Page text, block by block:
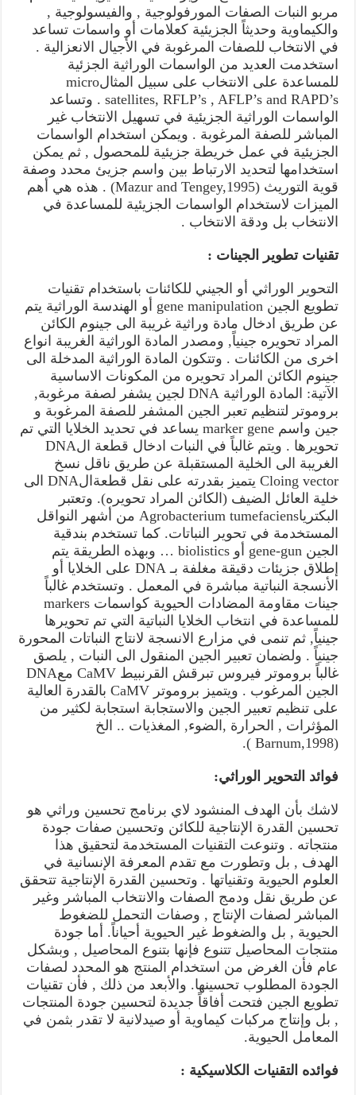
مربو النبات الصفات المورفولوجية , والفيسولوجية ,
والكيماوية وحديثاً الجزيئية كعلامات أو واسمات تساعد
في الانتخاب للصفات المرغوبة في الأجيال الانعزالية .
استخدمت العديد من الواسمات الوراثية الجزئية
للمساعدة على الانتخاب على سبيل المثالmicro
satellites, RFLP’s , AFLP’s and RAPD’s . وتساعد
الواسمات الوراثية الجزيئية في تسهيل الانتخاب غير
المباشر للصفة المرغوبة . ويمكن استخدام الواسمات
الجزيئية في عمل خريطة جزيئية للمحصول , ثم يمكن
استخدامها لتحديد الارتباط بين واسم جزيئ محدد وصفة
قوية التوريث (Mazur and Tengey,1995) . هذه هي أهم
الميزات لاستخدام الواسمات الجزيئية للمساعدة في
الانتخاب بل ودقة الانتخاب .
تقنيات تطوير الجينات :
التحوير الوراثي أو الجيني للكائنات باستخدام تقنيات
تطويع الجين gene manipulation أو الهندسة الوراثية يتم
عن طريق ادخال مادة وراثية غريبة الى جينوم الكائن
المراد تحويره جينياً, ومصدر المادة الوراثية الغريبة انواع
اخرى من الكائنات . وتتكون المادة الوراثية المدخلة الى
جينوم الكائن المراد تحويره من المكونات الاساسية
الآتية: المادة الوراثية DNA لجين يشفر لصفة مرغوبة,
بروموتر لتنظيم تعبر الجين المشفر للصفة المرغوبة و
جين واسم marker gene يساعد في تحديد الخلايا التي تم
تحويرها . ويتم غالباً في النبات ادخال قطعة الDNA
الغريبة الى الخلية المستقبلة عن طريق ناقل نسخ
Cloing vector يتميز بقدرته على نقل قطعةالDNA الى
خلية العائل الضيف (الكائن المراد تحويره). وتعتبر
البكترياAgrobacterium tumefaciens من أشهر النواقل
المستخدمة في تحوير النباتات. كما تستخدم بندقية
الجين gene-gun أو biolistics … وبهذه الطريقة يتم
إطلاق جزيئات دقيقة مغلفة بـ DNA على الخلايا أو
الأنسجة النباتية مباشرة في المعمل . وتستخدم غالباً
جينات مقاومة المضادات الحيوية كواسمات markers
للمساعدة في انتخاب الخلايا النباتية التي تم تحويرها
جينياً, ثم تنمى في مزارع الانسجة لانتاج النباتات المحورة
جينياً . ولضمان تعبير الجين المنقول الى النبات , يلصق
غالباً بروموتر فيروس تبرقش القرنبيط CaMV معDNA
الجين المرغوب . ويتميز بروموتر CaMV بالقدرة العالية
على تنظيم تعبير الجين والاستجابة استجابة لكثير من
المؤثرات , الحرارة ,الضوء, المغذيات .. الخ
(Barnum,1998 ).
فوائد التحوير الوراثي:
لاشك بأن الهدف المنشود لاي برنامج تحسين وراثي هو
تحسين القدرة الإنتاجية للكائن وتحسين صفات جودة
منتجاته . وتنوعت التقنيات المستخدمة لتحقيق هذا
الهدف , بل وتطورت مع تقدم المعرفة الإنسانية في
العلوم الحيوية وتقنياتها . وتحسين القدرة الإنتاجية تتحقق
عن طريق نقل ودمج الصفات والانتخاب المباشر وغير
المباشر لصفات الإنتاج , وصفات التحمل للضغوط
الحيوية , بل والضغوط غير الحيوية أحياناً. أما جودة
منتجات المحاصيل تتنوع فإنها بتنوع المحاصيل , وبشكل
عام فأن الغرض من استخدام المنتج هو المحدد لصفات
الجودة المطلوب تحسينها. والأبعد من ذلك , فأن تقنيات
تطويع الجين فتحت أفاقاً جديدة لتحسين جودة المنتجات
, بل وإنتاج مركبات كيماوية أو صيدلانية لا تقدر بثمن في
المعامل الحيوية.
فوائده التقنيات الكلاسيكية :